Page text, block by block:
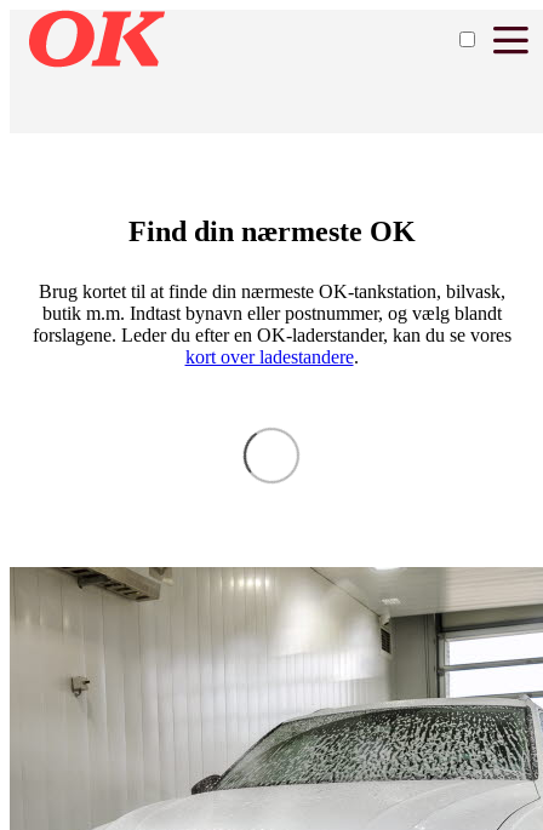
Find din nærmeste OK
Brug kortet til at finde din nærmeste OK-tankstation, bilvask,
butik m.m. Indtast bynavn eller postnummer, og vælg blandt
forslagene. Leder du efter en OK-laderstander, kan du se vores
kort over ladestandere.